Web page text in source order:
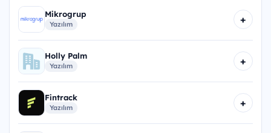
Mikrogrup
Yazılım +
Holly Palm
Yazılım +
Fintrack
Yazılım +